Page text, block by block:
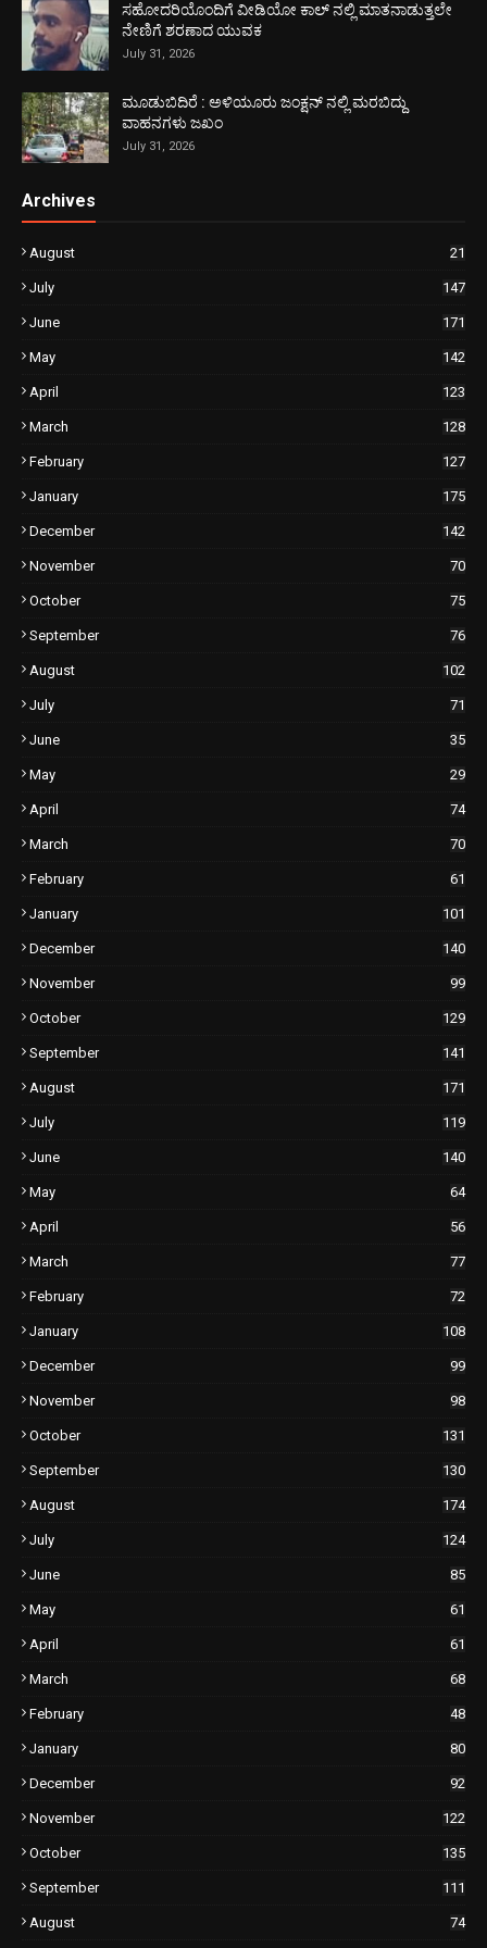
ಸಹೋದರಿಯೊಂದಿಗೆ ವೀಡಿಯೋ ಕಾಲ್ ನಲ್ಲಿ ಮಾತನಾಡುತ್ತಲೇ
ನೇಣಿಗೆ ಶರಣಾದ ಯುವಕ
July 31, 2026
ಮೂಡುಬಿದಿರೆ : ಅಳಿಯೂರು ಜಂಕ್ಷನ್ ನಲ್ಲಿ ಮರಬಿದ್ದು
ವಾಹನಗಳು ಜಖಂ
July 31, 2026
Archives
August 21
July 147
June 171
May 142
April 123
March 128
February 127
January 175
December 142
November 70
October 75
September 76
August 102
July 71
June 35
May 29
April 74
March 70
February 61
January 101
December 140
November 99
October 129
September 141
August 171
July 119
June 140
May 64
April 56
March 77
February 72
January 108
December 99
November 98
October 131
September 130
August 174
July 124
June 85
May 61
April 61
March 68
February 48
January 80
December 92
November 122
October 135
September 111
August 74